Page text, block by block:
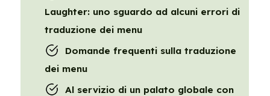
Laughter: uno sguardo ad alcuni errori di
traduzione dei menu
Domande frequenti sulla traduzione
dei menu
Al servizio di un palato globale con